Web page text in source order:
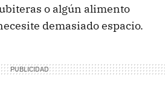
o algún alimento
demasiado espacio.